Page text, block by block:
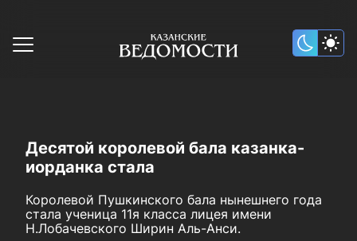
Десятой королевой бала казанка-
иорданка стала
Королевой Пушкинского бала нынешнего года
стала ученица 11я класса лицея имени
Н.Лобачевского Ширин Аль-Анси.